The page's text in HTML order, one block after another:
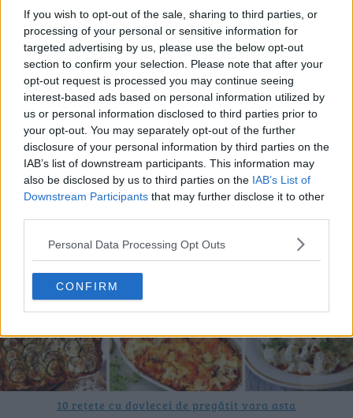
If you wish to opt-out of the sale, sharing to third parties, or
processing of your personal or sensitive information for
targeted advertising by us, please use the below opt-out
section to confirm your selection. Please note that after your
opt-out request is processed you may continue seeing
interest-based ads based on personal information utilized by
us or personal information disclosed to third parties prior to
your opt-out. You may separately opt-out of the further
disclosure of your personal information by third parties on the
IAB’s list of downstream participants. This information may
also be disclosed by us to third parties on the IAB’s List of
Downstream Participants that may further disclose it to other
Personal Data Processing Opt Outs
CONFIRM
20 de rețete de salate de vară fără prelucrare termică
06.08.2026
10 rețete cu dovlecei de pregătit vara asta